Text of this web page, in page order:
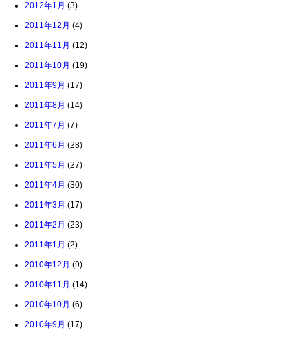
2012年1月 (3)
2011年12月 (4)
2011年11月 (12)
2011年10月 (19)
2011年9月 (17)
2011年8月 (14)
2011年7月 (7)
2011年6月 (28)
2011年5月 (27)
2011年4月 (30)
2011年3月 (17)
2011年2月 (23)
2011年1月 (2)
2010年12月 (9)
2010年11月 (14)
2010年10月 (6)
2010年9月 (17)